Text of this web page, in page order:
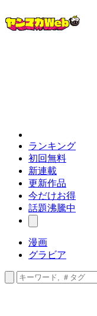
ランキング
初回無料
新連載
更新作品
今だけお得
話題沸騰中
漫画
グラビア